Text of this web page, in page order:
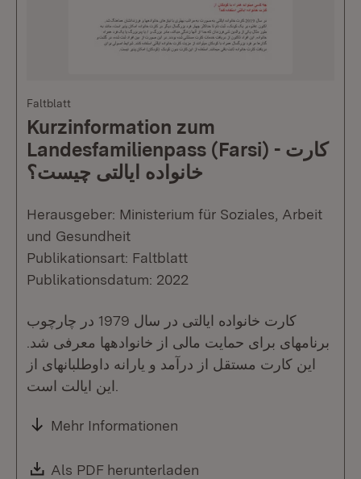
Faltblatt
Kurzinformation zum
Landesfamilienpass (Farsi) - کارت
خانواده ایالتی چیست؟
Herausgeber: Ministerium für Soziales, Arbeit
und Gesundheit
Publikationsart: Faltblatt
Publikationsdatum: 2022
کارت خانواده ایالتی در سال 1979 در چارچوب
برنامهای برای حمایت مالی از خانوادهها معرفی شد.
این کارت مستقل از درآمد و یارانه داوطلبانهای از
Mehr Informationen
Download:
Als PDF herunterladen